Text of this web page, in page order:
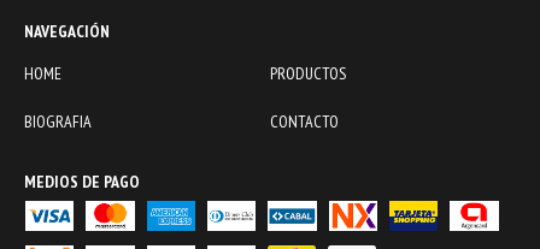
NAVEGACIÓN
HOME
PRODUCTOS
BIOGRAFIA CONTACTO
MEDIOS DE PAGO